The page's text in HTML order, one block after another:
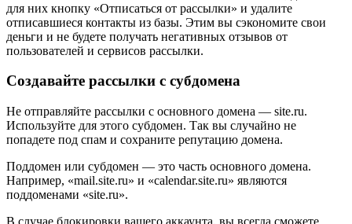
для них кнопку «Отписаться от рассылки» и удалите
отписавшиеся контакты из базы. Этим вы сэкономите свои
деньги и не будете получать негативных отзывов от
пользователей и сервисов рассылки.
Создавайте рассылки с субдомена
Не отправляйте рассылки с основного домена — site.ru.
Используйте для этого субдомен. Так вы случайно не
попадете под спам и сохраните репутацию домена.
Поддомен или субдомен — это часть основного домена.
Например, «mail.site.ru» и «calendar.site.ru» являются
поддоменами «site.ru».
В случае блокировки вашего аккаунта, вы всегда сможете